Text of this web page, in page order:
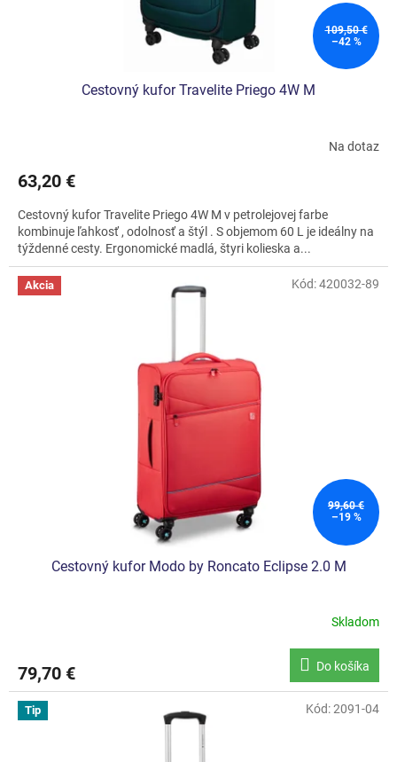
109,50 €
–42 %
Cestovný kufor Travelite Priego 4W M
Na dotaz
63,20 €
Cestovný kufor Travelite Priego 4W M v petrolejovej farbe
kombinuje ľahkosť , odolnosť a štýl . S objemom 60 L je ideálny na
týždenné cesty. Ergonomické madlá, štyri kolieska a...
Akcia
99,60 €
–19 %
Cestovný kufor Modo by Roncato Eclipse 2.0 M
Skladom
79,70 € Do košíka
Kód:420032-89
Tip Kód:2091-04